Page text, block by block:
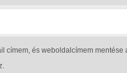
címem, és weboldalcímem